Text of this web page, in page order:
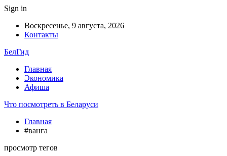
Sign in
Воскресенье, 9 августа, 2026
Контакты
БелГид
Главная
Экономика
Афиша
Что посмотреть в Беларуси
Главная
#ванга
просмотр тегов